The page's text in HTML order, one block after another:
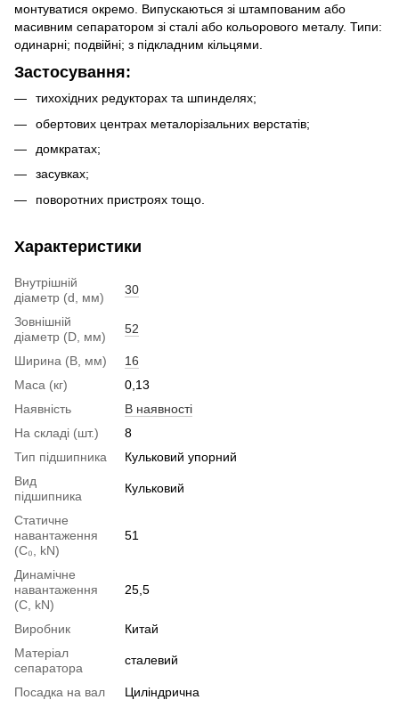
монтуватися окремо. Випускаються зі штампованим або
масивним сепаратором зі сталі або кольорового металу. Типи:
одинарні; подвійні; з підкладним кільцями.
Застосування:
тихохідних редукторах та шпинделях;
обертових центрах металорізальних верстатів;
домкратах;
засувках;
поворотних пристроях тощо.
Характеристики
Внутрішній
діаметр (d, мм)
30
Зовнішній
діаметр (D, мм)
52
Ширина (B, мм)
16
Маса (кг)
0,13
Наявність
В наявності
На складі (шт.)
8
Тип підшипника
Кульковий упорний
Вид
підшипника
Кульковий
Статичне
навантаження
(С₀, kN)
51
Динамічне
навантаження
(С, kN)
25,5
Виробник
Китай
Матеріал
сепаратора
сталевий
Посадка на вал Циліндрична